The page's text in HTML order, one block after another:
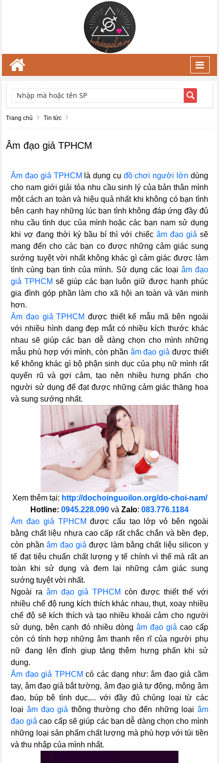
TÌM KIẾM
Trang chủ Tin tức
Âm đạo giả TPHCM
Âm đạo giả TPHCM là dụng cụ đồ chơi người lớn dùng
cho nam giới giải tỏa nhu cầu sinh lý của bản thân mình
một cách an toàn và hiệu quả nhất khi không có bạn tình
bên cạnh hay những lúc bạn tình không đáp ứng đầy đủ
nhu cầu tình dục của mình hoặc các bạn nam sử dụng
khi vợ đang thời ký bầu bí thì với chiếc âm đạo giả sẽ
mang đến cho các bạn co được những cảm giác sung
sướng tuyệt vời nhất không khác gì cảm giác được làm
tình cùng bạn tình của mình. Sử dụng các loại âm đạo
giả TPHCM sẽ giúp các bạn luôn giữ được hạnh phúc
gia đình góp phần làm cho xã hội an toàn và văn minh
hơn.
Âm đạo giả TPHCM được thiết kế mẫu mã bên ngoài
với nhiều hình dạng đẹp mắt có nhiều kích thước khác
nhau sẽ giúp các bạn dễ dàng chọn cho mình những
mẫu phù hợp với mình, còn phần âm đạo giả được thiết
kế không khác gì bộ phận sinh dục của phụ nữ mình rất
quyến rũ và gợi cảm, tạo nên nhiều hưng phấn cho
người sử dụng để đạt được những cảm giác thăng hoa
và sung sướng nhất.
Xem thêm tại: http://dochoinguoilon.org/do-choi-nam/
Hotline: 0945.228.090 và Zalo: 083.776.1184
Âm đạo giả TPHCM được cấu tạo lớp vỏ bên ngoài
bằng chất liệu nhựa cao cấp rất chắc chắn và bền đẹp,
còn phầnâm đạo giả được làm bằng chất liệu silicon y
tế đạt tiêu chuẩn chất lượng y tế chính vì thế mà rất an
toàn khi sử dụng và đem lại những cảm giác sung
sướng tuyệt vời nhất.
Ngoài ra âm đạo giả TPHCM còn được thiết thế với
nhiều chế độ rung kích thích khác nhau, thụt, xoay nhiều
chế độ sẽ kích thích và tạo nhiều khoái cảm cho người
sử dụng, bên cạnh đó nhiều dòng âm đạo giả cao cấp
còn có tính hợp những âm thanh rên rĩ của người phụ
nữ đang lên đỉnh giup tăng thêm hưng phấn khi sử
dụng.
Âm đạo giả TPHCM có các dạng như: âm đạo giả cầm
tay, âm đạo giả bắt tường, âm đạo giả tự động, mông âm
đao, búp bê tình dục,... với đầy đủ chủng loại từ các
loại âm đạo giả thông thường cho đến những loại âm
đạo giả cao cấp sẽ giúp các bạn dễ dàng chọn cho mình
những loại sản phẩm chất lượng mà phù hợp với túi tiền
và thu nhập của mình nhất.